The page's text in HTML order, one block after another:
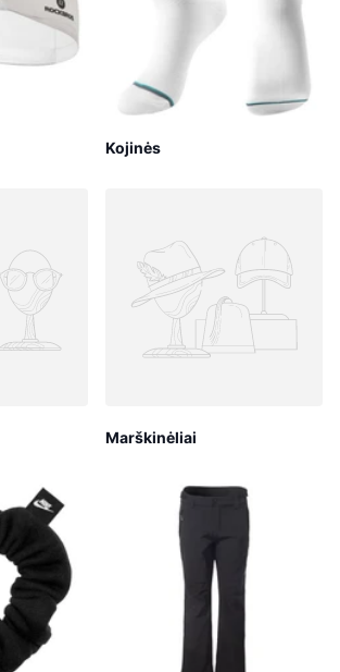
Kojinės
Marškinėliai